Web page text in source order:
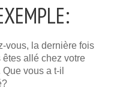
vous, la dernière fois
êtes allé chez votre
vous a t-il